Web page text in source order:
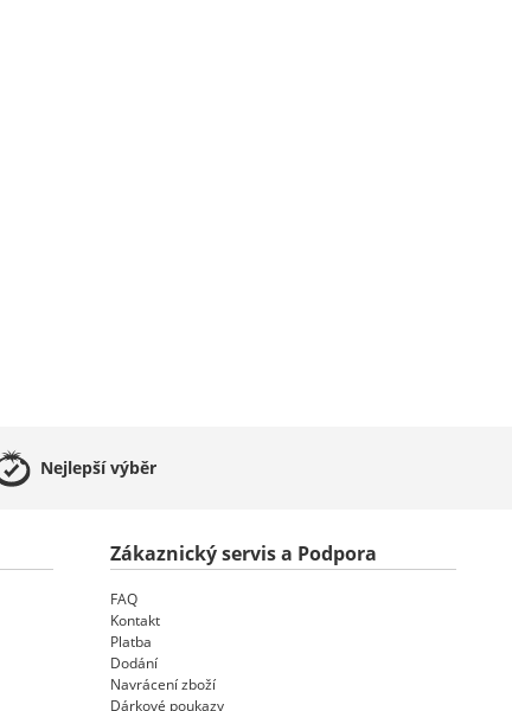
Nejlepšívýběr
Zákaznický servis a Podpora
FAQ
Kontakt
Platba
Dodání
Navrácení zboží
Dárkové poukazy